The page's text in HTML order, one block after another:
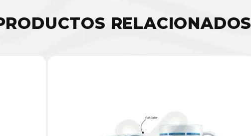
RELACIONADOS